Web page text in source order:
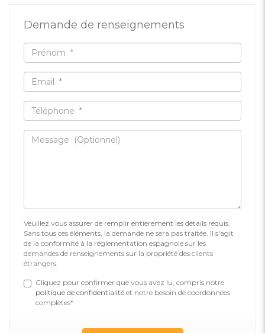
Demande de renseignements
Veuillez vous assurer de remplir entièrement les détails requis.
Sans tous ces éléments, la demande ne sera pas traitée. Il s'agit
de la conformité à la réglementation espagnole sur les
demandes de renseignements sur la propriété des clients
étrangers.
Cliquez pour confirmer que vous avez lu, compris notre
politique de confidentialité et notre besoin de coordonnées
complètes*